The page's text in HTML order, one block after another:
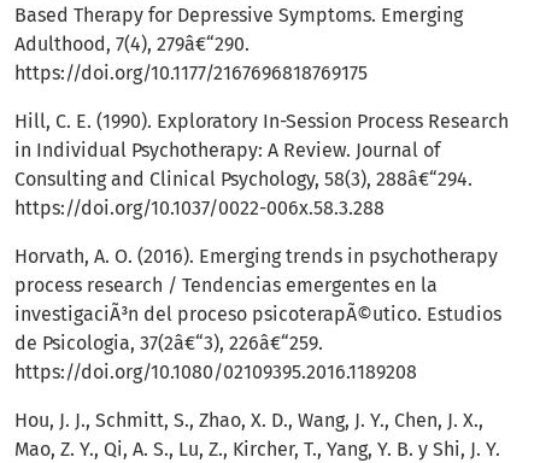
Based Therapy for Depressive Symptoms. Emerging
Adulthood, 7(4), 279â€“290.
https://doi.org/10.1177/2167696818769175
Hill, C. E. (1990). Exploratory In-Session Process Research
in Individual Psychotherapy: A Review. Journal of
Consulting and Clinical Psychology, 58(3), 288â€“294.
https://doi.org/10.1037/0022-006x.58.3.288
Horvath, A. O. (2016). Emerging trends in psychotherapy
process research / Tendencias emergentes en la
investigaciÃ³n del proceso psicoterapÃ©utico. Estudios
de Psicologia, 37(2â€“3), 226â€“259.
https://doi.org/10.1080/02109395.2016.1189208
Hou, J. J., Schmitt, S., Zhao, X. D., Wang, J. Y., Chen, J. X.,
Mao, Z. Y., Qi, A. S., Lu, Z., Kircher, T., Yang, Y. B. y Shi, J. Y.